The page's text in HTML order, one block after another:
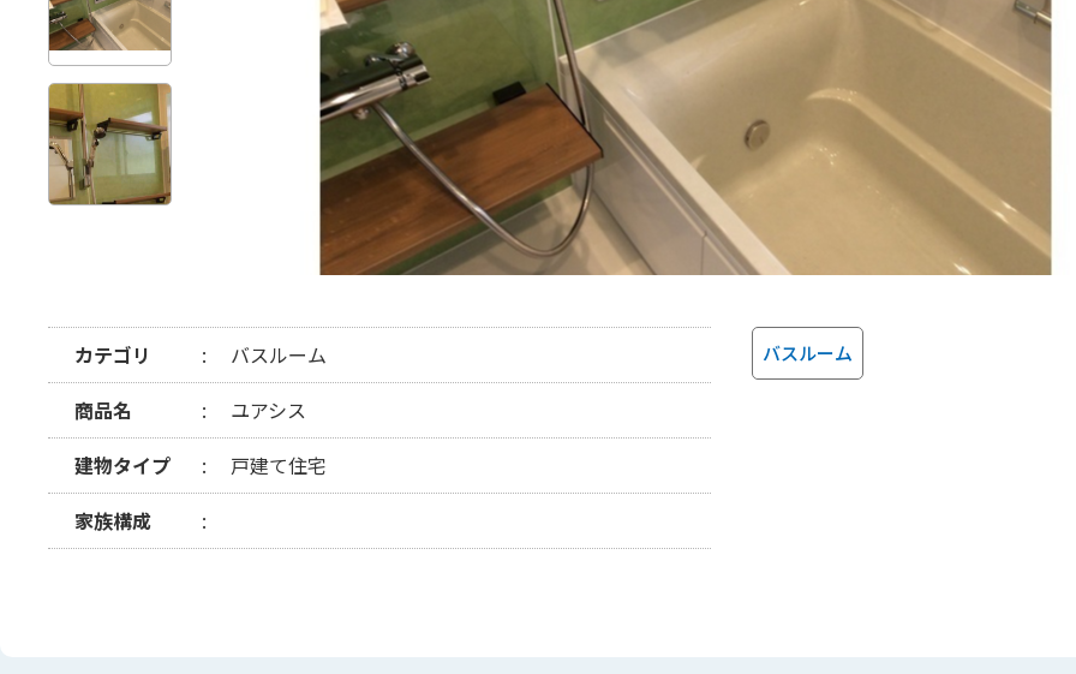
カテゴリ
バスルーム
商品名
ユアシス
建物タイプ
戸建て住宅
家族構成
バスルーム